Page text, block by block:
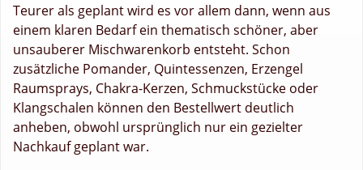
Teurer als geplant wird es vor allem dann, wenn aus
einem klaren Bedarf ein thematisch schöner, aber
unsauberer Mischwarenkorb entsteht. Schon
zusätzliche Pomander, Quintessenzen, Erzengel
Raumsprays, Chakra-Kerzen, Schmuckstücke oder
Klangschalen können den Bestellwert deutlich
anheben, obwohl ursprünglich nur ein gezielter
Nachkauf geplant war.